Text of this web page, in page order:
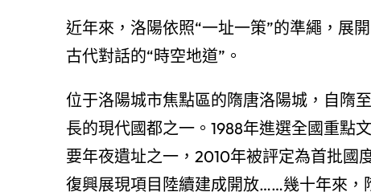
近年來，洛陽依照“一址一策”的準繩，展
古代對話的“時空地道”。
位于洛陽城市焦點區的隋唐洛陽城，自隋
長的現代國都之一。1988年進選全國重點
要年夜遺址之一，2010年被評定為首批國
復興展現項目陸續建成開放……幾十年來，